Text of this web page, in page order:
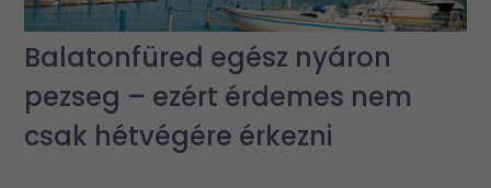
Balatonfüred egész nyáron
pezseg – ezért érdemes nem
csak hétvégére érkezni